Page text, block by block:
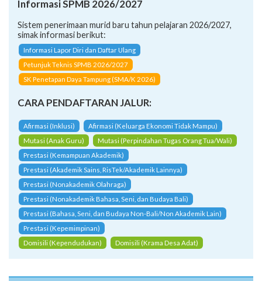
Informasi SPMB 2026/2027
Sistem penerimaan murid baru tahun pelajaran 2026/2027,
simak informasi berikut:
Informasi Lapor Diri dan Daftar Ulang
Petunjuk Teknis SPMB 2026/2027
SK Penetapan Daya Tampung (SMA/K 2026)
CARA PENDAFTARAN JALUR:
Afirmasi (Inklusi)
Afirmasi (Keluarga Ekonomi Tidak Mampu)
Mutasi (Anak Guru)
Mutasi (Perpindahan Tugas Orang Tua/Wali)
Prestasi (Kemampuan Akademik)
Prestasi (Akademik Sains, RisTek/Akademik Lainnya)
Prestasi (Nonakademik Olahraga)
Prestasi (Nonakademik Bahasa, Seni, dan Budaya Bali)
Prestasi (Bahasa, Seni, dan Budaya Non-Bali/Non Akademik Lain)
Prestasi (Kepemimpinan)
Domisili (Kependudukan)
Domisili (Krama Desa Adat)